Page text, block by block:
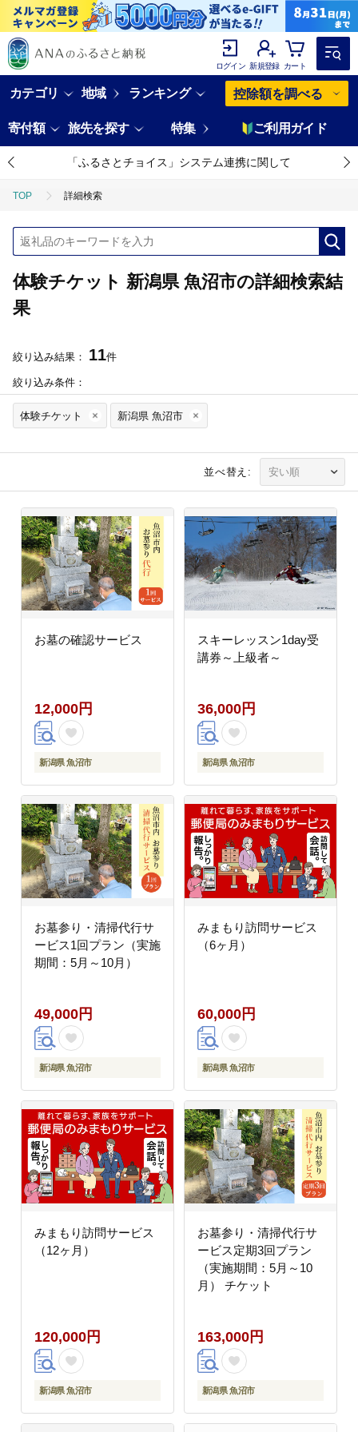
ログイン 新規登録 カート
カテゴリ 地域 ランキング 控除額を調べる
寄付額 旅先を探す 特集 ご利用ガイド
「ふるさとチョイス」システム連携に関して
TOP 詳細検索
体験チケット 新潟県 魚沼市の詳細検索結
果
絞り込み結果： 11件
絞り込み条件：
体験チケット 新潟県 魚沼市
並べ替え:
お墓の確認サービス
12,000円
新潟県 魚沼市
スキーレッスン1day受
講券～上級者～
36,000円
新潟県 魚沼市
お墓参り・清掃代行サ
ービス1回プラン（実施
期間：5月～10月）
49,000円
新潟県 魚沼市
みまもり訪問サービス
（6ヶ月）
60,000円
新潟県 魚沼市
みまもり訪問サービス
（12ヶ月）
120,000円
新潟県 魚沼市
お墓参り・清掃代行サ
ービス定期3回プラン
（実施期間：5月～10
月） チケット
163,000円
新潟県 魚沼市